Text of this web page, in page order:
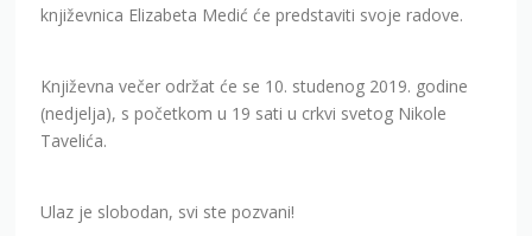
književnica Elizabeta Medić će predstaviti svoje radove.
Književna večer održat će se 10. studenog 2019. godine
(nedjelja), s početkom u 19 sati u crkvi svetog Nikole
Tavelića.
Ulaz je slobodan, svi ste pozvani!